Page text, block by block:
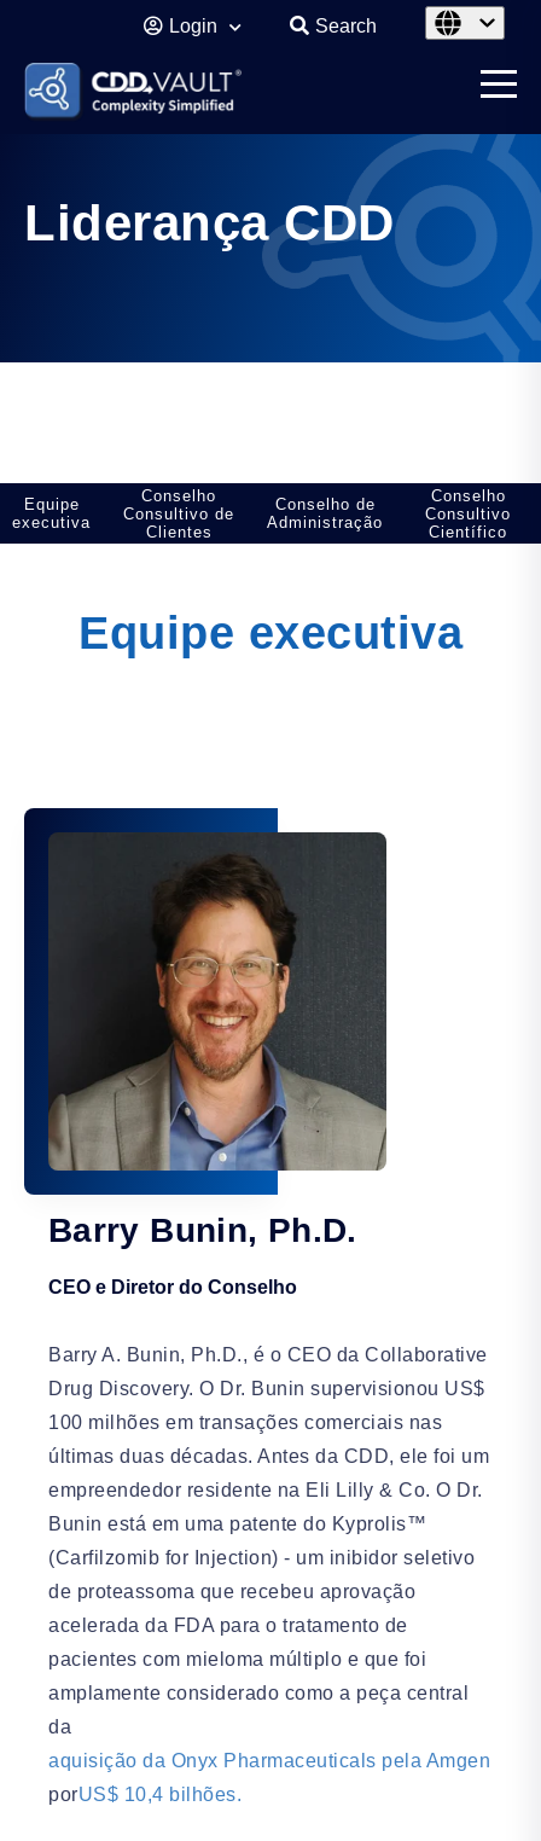
Login Search
Liderança CDD
Equipe
executiva
Conselho
Consultivo de
Clientes
Conselho de
Administração
Conselho
Consultivo
Científico
Equipe executiva
Barry Bunin, Ph.D.
CEO e Diretor do Conselho
Barry A. Bunin, Ph.D., é o CEO da Collaborative
Drug Discovery. O Dr. Bunin supervisionou US$
100 milhões em transações comerciais nas
últimas duas décadas. Antes da CDD, ele foi um
empreendedor residente na Eli Lilly & Co. O Dr.
Bunin está em uma patente do Kyprolis™
(Carfilzomib for Injection) - um inibidor seletivo
de proteassoma que recebeu aprovação
acelerada da FDA para o tratamento de
pacientes com mieloma múltiplo e que foi
amplamente considerado como a peça central
da
aquisição da Onyx Pharmaceuticals pela Amgen
porUS$ 10,4 bilhões.